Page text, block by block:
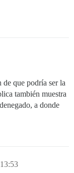
que podría ser la
también muestra
a donde